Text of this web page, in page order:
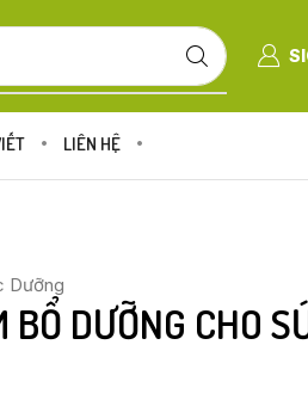
LIÊN HỆ
Dưỡng
DƯỠNG CHO